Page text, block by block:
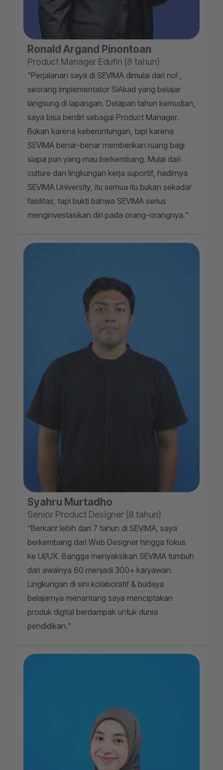
Ronald Argand Pinontoan
Product Manager Edufin (8 tahun)
"Perjalanan saya di SEVIMA dimulai dari nol ,
seorang implementator SiAkad yang belajar
langsung di lapangan. Delapan tahun kemudian,
saya bisa berdiri sebagai Product Manager.
Bukan karena keberuntungan, tapi karena
SEVIMA benar-benar memberikan ruang bagi
siapa pun yang mau berkembang. Mulai dari
culture dan lingkungan kerja suportif, hadirnya
SEVIMA University, itu semua itu bukan sekadar
fasilitas, tapi bukti bahwa SEVIMA serius
menginvestasikan diri pada orang-orangnya."
Syahru Murtadho
Senior Product Designer (8 tahun)
"Berkarir lebih dari 7 tahun di SEVIMA, saya
berkembang dari Web Designer hingga fokus
ke UI/UX. Bangga menyaksikan SEVIMA tumbuh
dari awalnya 60 menjadi 300+ karyawan.
Lingkungan di sini kolaboratif & budaya
belajarnya menantang saya menciptakan
produk digital berdampak untuk dunia
pendidikan."